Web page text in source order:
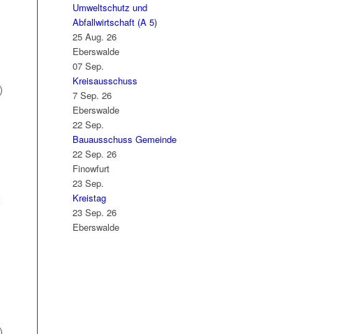
Umweltschutz und
Abfallwirtschaft (A 5)
25 Aug. 26
Eberswalde
07 Sep.
Kreisausschuss
7 Sep. 26
Eberswalde
22 Sep.
Bauausschuss Gemeinde
22 Sep. 26
Finowfurt
23 Sep.
Kreistag
23 Sep. 26
Eberswalde